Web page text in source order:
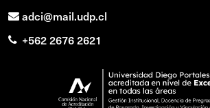
adci@mail.udp.cl
+562 2676 2621